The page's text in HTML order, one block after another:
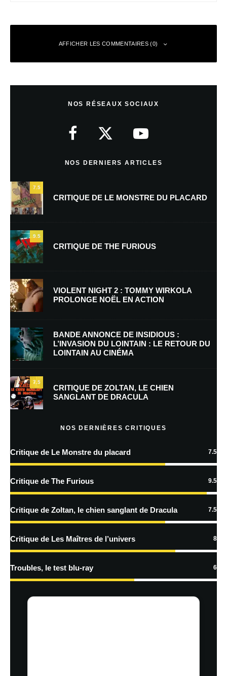
AFFICHER LES COMMENTAIRES (0)
Nom*
E-mail *
Enregistrer mon nom, mon e-mail et mon site dans le navigateur pour
mon prochain commentaire.
Prévenez-moi de tous les nouveaux commentaires par e-mail.
Prévenez-moi de tous les nouveaux articles par e-mail.
En savoir
traitées
NOS RÉSEAUX SOCIAUX
NOS DERNIERS ARTICLES
7.5
CRITIQUE DE LE MONSTRE DU PLACARD
9.5
CRITIQUE DE THE FURIOUS
VIOLENT NIGHT 2 : TOMMY WIRKOLA
PROLONGE NOËL EN ACTION
BANDE ANNONCE DE INSIDIOUS :
L’INVASION DU LOINTAIN : LE RETOUR DU
LOINTAIN AU CINÉMA
7.5
CRITIQUE DE ZOLTAN, LE CHIEN
SANGLANT DE DRACULA
NOS DERNIÈRES CRITIQUES
Critique de Le Monstre du placard 7.5
Critique de The Furious 9.5
Critique de Zoltan, le chien sanglant de Dracula 7.5
Critique de Les Maîtres de l’univers 8
Troubles, le test blu-ray 6